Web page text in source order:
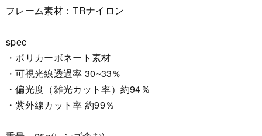
フレーム素材：TRナイロン
spec
・ポリカーボネート素材
・可視光線透過率 30~33％
・偏光度（雑光カット率）約94％
・紫外線カット率 約99％